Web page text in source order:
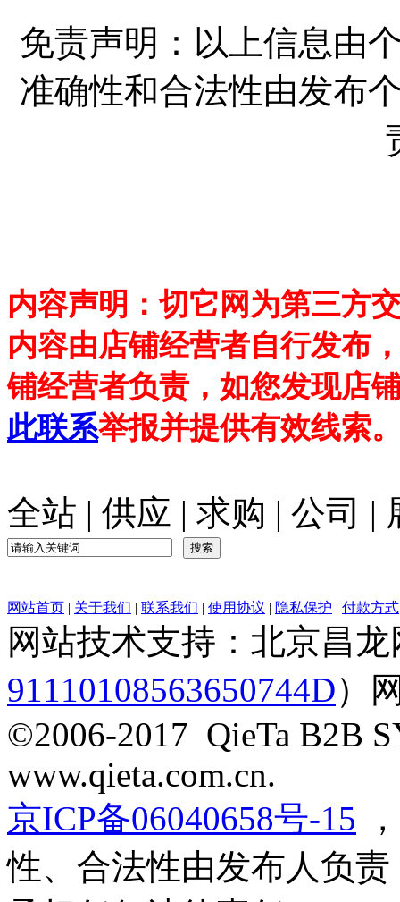
免责声明：以上信息由
准确性和合法性由发布
内容声明：切它网为第三方
内容由店铺经营者自行发布
铺经营者负责，如您发现店
此联系举报并提供有效线索
全站 | 供应 | 求购 | 公司 |
网站首页 | 关于我们 | 联系我们 | 使用协议 | 隐私保护 | 付款方式
网站技术支持：北京昌
91110108563650744D）
©2006-2017 QieTa B2B
www.qieta.com.cn.
京ICP备06040658号-15
性、合法性由发布人负